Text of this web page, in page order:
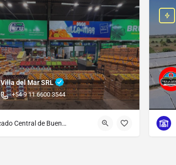
Villa del Mar SRL
+54 9 11 6600 3544
Mercado Central de Buenos Aires